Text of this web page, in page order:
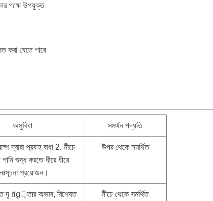
পক্ষে উপযুক্ত
করা যেতে পারে
অসুবিধা সমর্থন পদ্ধতি
দ্বারা প্রবাহ বাধা 2. নীচে
শুদ্ধ করতে ধীরে ধীরে
প্রয়োজন।
উপর থেকে সমর্থিত
দৃ rig়তার অভাব, বিশেষত
নীচে থেকে সমর্থিত